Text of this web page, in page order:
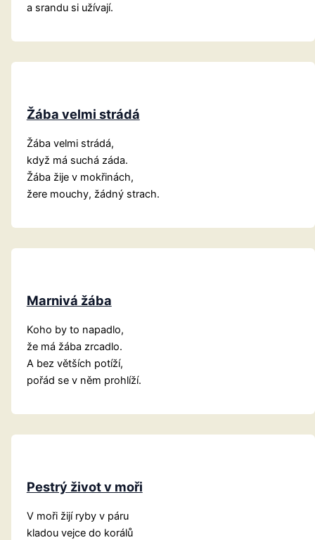
a srandu si užívají.
Žába velmi strádá
Žába velmi strádá,
když má suchá záda.
Žába žije v mokřinách,
žere mouchy, žádný strach.
Marnivá žába
Koho by to napadlo,
že má žába zrcadlo.
A bez větších potíží,
pořád se v něm prohlíží.
Pestrý život v moři
V moři žijí ryby v páru
kladou vejce do korálů